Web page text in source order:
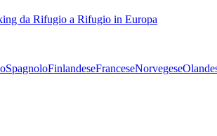
da Rifugio a Rifugio in Europa
SpagnoloFinlandeseFranceseNorvegese